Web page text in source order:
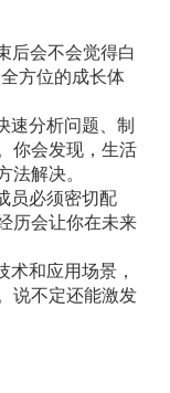
后会不会觉得白
方位的成长体
速分析问题、制
你会发现，生活
法解决。
员必须密切配
历会让你在未来
术和应用场景，
说不定还能激发